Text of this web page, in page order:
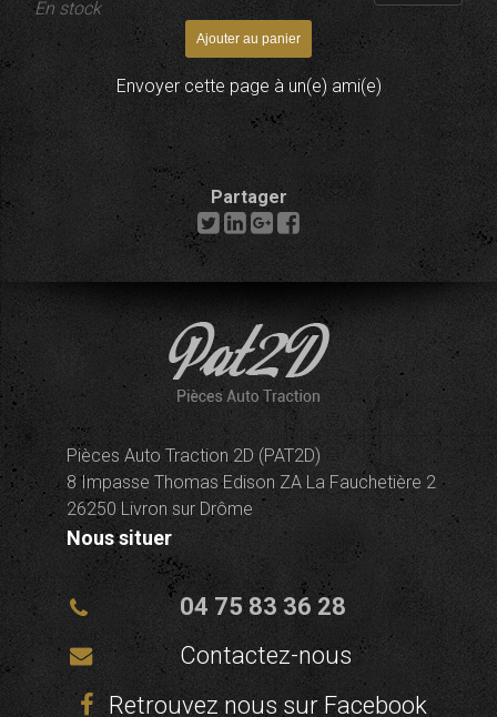
En stock
Envoyer cette page à un(e) ami(e)
Partager
Pièces Auto Traction 2D (PAT2D)
8 Impasse Thomas Edison ZA La Fauchetière 2
26250 Livron sur Drôme
Nous situer
04 75 83 36 28
Contactez-nous
Retrouvez nous sur Facebook